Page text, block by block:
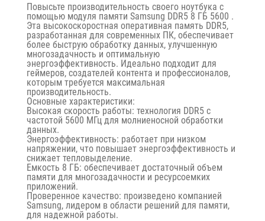
Повысьте производительность своего ноутбука с
помощью модуля памяти Samsung DDR5 8 ГБ 5600 .
Эта высокоскоростная оперативная память DDR5,
разработанная для современных ПК, обеспечивает
более быструю обработку данных, улучшенную
многозадачность и оптимальную
энергоэффективность. Идеально подходит для
геймеров, создателей контента и профессионалов,
которым требуется максимальная
производительность.
Основные характеристики:
Высокая скорость работы: технология DDR5 с
частотой 5600 МГц для молниеносной обработки
данных.
Энергоэффективность: работает при низком
напряжении, что повышает энергоэффективность и
снижает тепловыделение.
Емкость 8 ГБ: обеспечивает достаточный объем
памяти для многозадачности и ресурсоемких
приложений.
Проверенное качество: произведено компанией
Samsung, лидером в области решений для памяти,
для надежной работы.